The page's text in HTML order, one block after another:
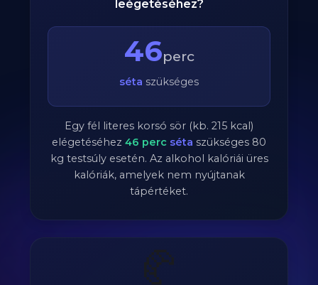
leégetéséhez?
46perc
séta szükséges
Egy fél literes korsó sör (kb. 215 kcal)
elégetéséhez 46 perc séta szükséges 80
kg testsúly esetén. Az alkohol kalóriái üres
kalóriák, amelyek nem nyújtanak
tápértéket.
🥐